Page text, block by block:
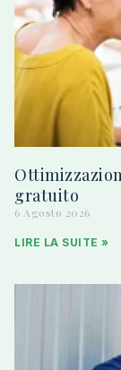
gratuito
6 Agosto 2026
LIRE LA SUITE »